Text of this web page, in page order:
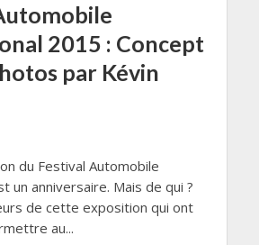
2015 : Concept
par Kévin
du Festival Automobile
un anniversaire. Mais de qui ?
de cette exposition qui ont
au...